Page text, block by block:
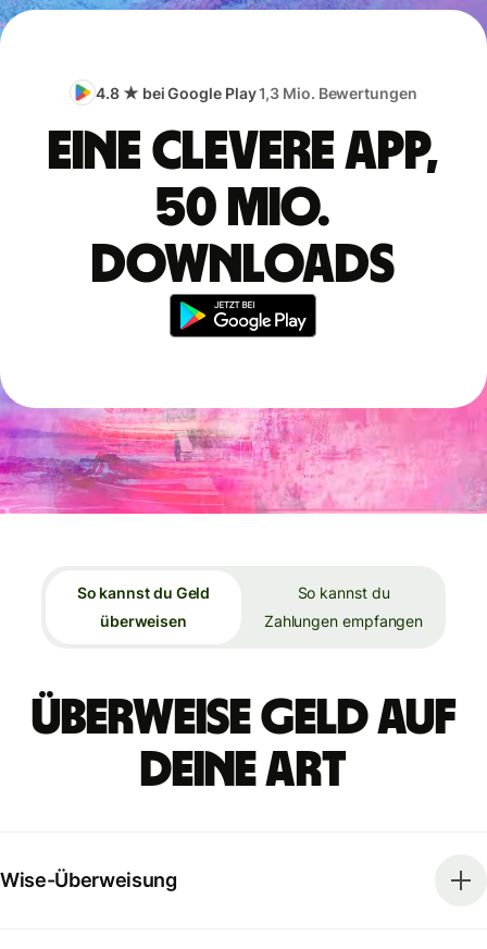
4.8 ★ bei Google Play1,3 Mio. Bewertungen
Eine clevere App,
50 Mio.
Downloads
So kannst du Geld
überweisen
So kannst du
Zahlungen empfangen
Überweise Geld auf
deine Art
Wise-Überweisung